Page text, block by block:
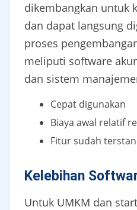
dikembangkan untuk
dan dapat langsung
proses
meliputi software
dan sistem
Cepat digunakan
Biaya awal relatif
Fitur sudah
Kelebihan
Untuk UMKM dan